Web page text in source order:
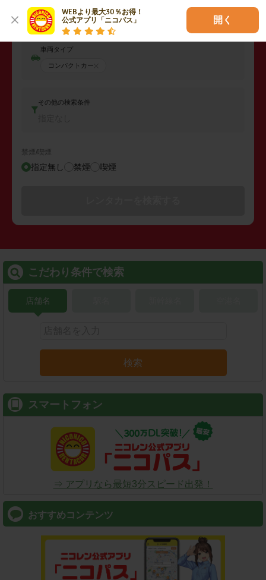
WEBより最大30％お得！
公式アプリ「ニコパス」
開く
2026年08月09日 (日) 12:00
車両タイプ
コンパクトカー
その他の検索条件
禁煙/喫煙
指定無し 禁煙 喫煙
こだわり条件で検索
店舗名
検索
スマートフォン
⇒ アプリなら最短3分スピード出発！
おすすめコンテンツ